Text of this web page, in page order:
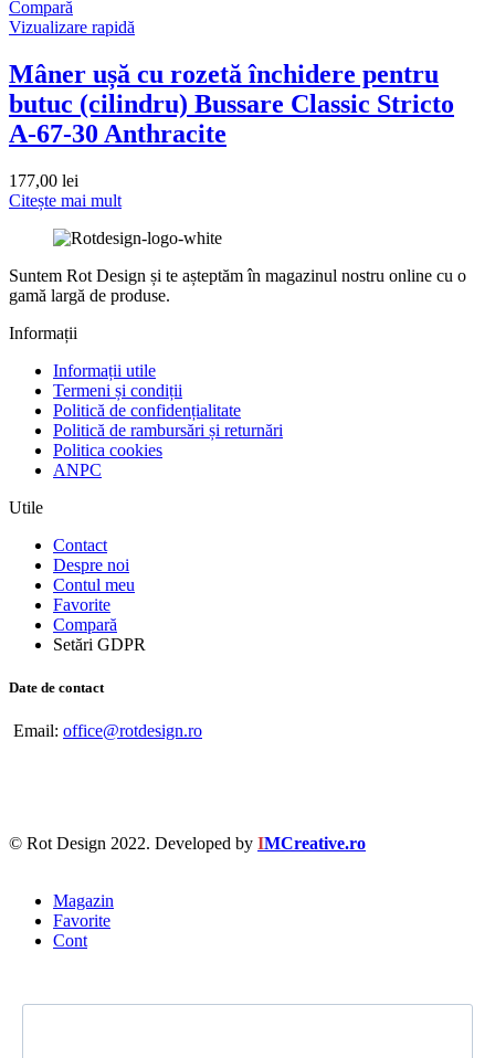
Compară
Vizualizare rapidă
Mâner ușă cu rozetă închidere pentru
butuc (cilindru) Bussare Classic Stricto
A-67-30 Anthracite
177,00 lei
Citește mai mult
Suntem Rot Design și te așteptăm în magazinul nostru online cu o
gamă largă de produse.
Informații
Informații utile
Termeni și condiții
Politică de confidențialitate
Politică de rambursări și returnări
Politica cookies
ANPC
Utile
Contact
Despre noi
Contul meu
Favorite
Compară
Setări GDPR
Date de contact
Email: office@rotdesign.ro
© Rot Design 2022. Developed by IMCreative.ro
Magazin
Favorite
Cont